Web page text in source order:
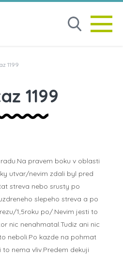
1199
1199
pravem boku v oblasti
utvar/nevim zdali byl pred
streva nebo srusty po
slepeho streva a po
1,5roku po/.Nevim jesti to
nic nenahmatal.Tudiz ani nic
neboli.Po kazde na pohmat
nema vliv.Predem dekuji